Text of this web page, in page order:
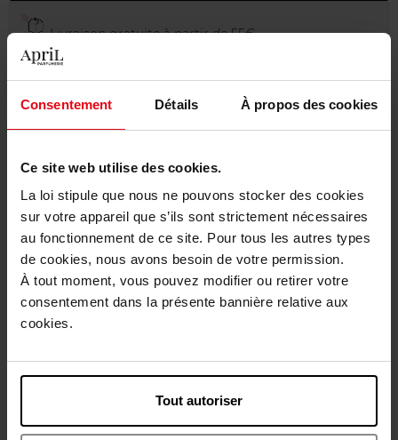
Consentement Détails À propos des cookies
Ce site web utilise des cookies.
La loi stipule que nous ne pouvons stocker des cookies
sur votre appareil que s’ils sont strictement nécessaires
au fonctionnement de ce site. Pour tous les autres types
de cookies, nous avons besoin de votre permission.
À tout moment, vous pouvez modifier ou retirer votre
consentement dans la présente bannière relative aux
cookies.
Tout autoriser
Livraison gratuite à partir de 55€
Retour gratuit dans votre magasin
Emballage cadeau offert
Description
Caractéristiques
Avis client
Vous aimerez peut-être